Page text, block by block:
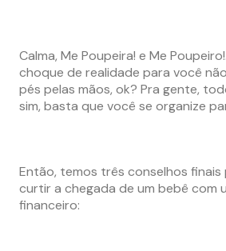
Calma, Me Poupeira! e Me
choque de realidade para você
pés pelas mãos, ok? Pra gente,
sim, basta que você se organize
Então, temos três conselhos finais
curtir a chegada de um bebê com
financeiro: